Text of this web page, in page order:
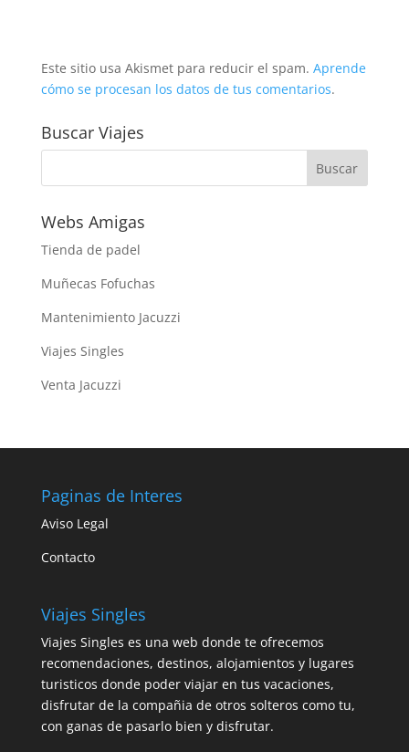
Este sitio usa Akismet para reducir el spam. Aprende
cómo se procesan los datos de tus comentarios.
Buscar Viajes
Webs Amigas
Tienda de padel
Muñecas Fofuchas
Mantenimiento Jacuzzi
Viajes Singles
Venta Jacuzzi
Paginas de Interes
Aviso Legal
Contacto
Viajes Singles
Viajes Singles es una web donde te ofrecemos
recomendaciones, destinos, alojamientos y lugares
turisticos donde poder viajar en tus vacaciones,
disfrutar de la compañia de otros solteros como tu,
con ganas de pasarlo bien y disfrutar.